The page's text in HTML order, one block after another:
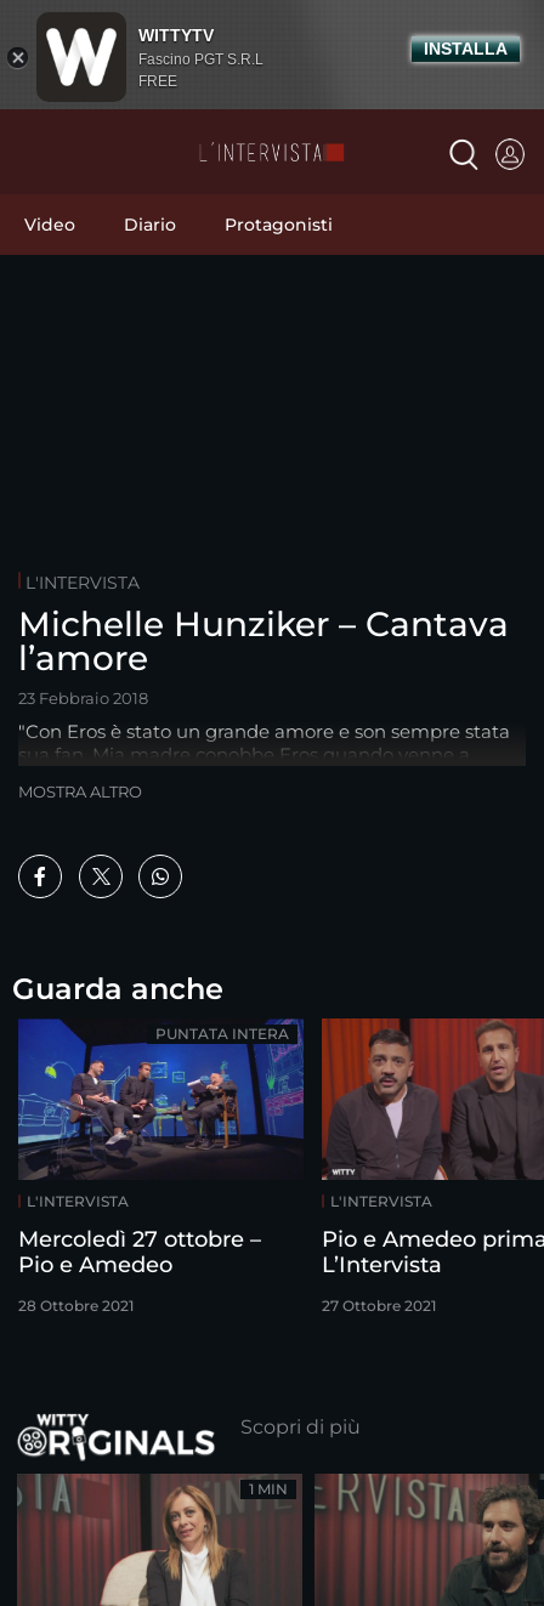
Video Diario Protagonisti
L'INTERVISTA
Michelle Hunziker – Cantava
l’amore
23 Febbraio 2018
"Con Eros è stato un grande amore e son sempre stata
sua fan. Mia madre conobbe Eros quando venne a
MOSTRA ALTRO
Guarda anche
L'INTERVISTA
Mercoledì 27 ottobre –
Pio e Amedeo
28 Ottobre 2021
PUNTATA INTERA
L'INTERVISTA
Pio e Amedeo
L’Intervista
27 Ottobre 2021
Scopri di più
1 MIN
WITTYTV
Fascino PGT S.R.L
FREE
INSTALLA